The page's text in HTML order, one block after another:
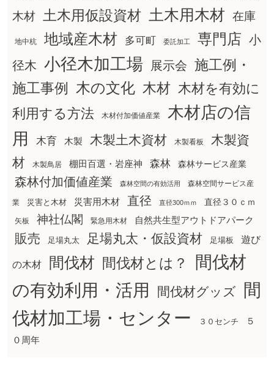
木材
土木用仮設資材 土木用木材 在庫
地中杭 地域産木材 多可町 委託加工 専門店 小
径木 小径木加工場 展示会 施工例・
施工事例
木の文化 木材 木材を有効に
利用する方法
木材付加価値産業
木材店の信
用
木育 木製 木製土木資材 木製看板
木製資
材
木製鳥居 棚田百選・岩座神 森林 森林サービス産業
森林付加価値産業 森林空間の有効活用 森林空間サービス産
業 災害と木材 災害用木材 直径 直径300ｍｍ 直径３０ｃｍ
矢板 神社仏閣 緊急用木材 自然共生型アウトドアパーク
販売 足場丸太 足場丸太・仮設資材 足場板 遊び
の木材 間伐材 間伐材とは？
間伐材
の有効利用・活用
間伐材グッズ
間
伐材加工場・センター
３０センチ
５
０周年